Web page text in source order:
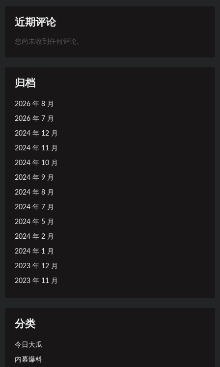
近期评论
您尚未收到任何评论。
归档
2026 年 8 月
2026 年 7 月
2024 年 12 月
2024 年 11 月
2024 年 10 月
2024 年 9 月
2024 年 8 月
2024 年 7 月
2024 年 5 月
2024 年 2 月
2024 年 1 月
2023 年 12 月
2023 年 11 月
分类
今日大瓜
内幕爆料